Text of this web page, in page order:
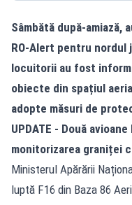
Sâmbătă după-amiază,
RO-Alert pentru nordul
locuitorii au fost
obiecte din spațiul
adopte măsuri de
UPDATE - Două
monitorizarea graniței
Ministerul Apărării
luptă F16 din Baza 86